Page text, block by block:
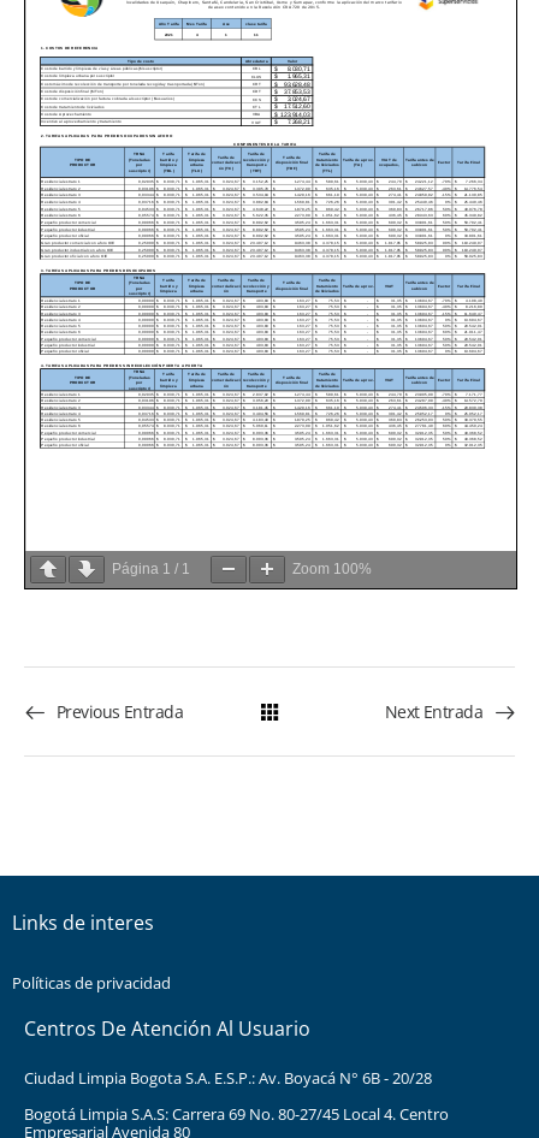
Página 1 / 1 Zoom 100%
Previous Entrada Next Entrada
Links de interes
Políticas de privacidad
Centros De Atención Al Usuario
Ciudad Limpia Bogota S.A. E.S.P.: Av. Boyacá N° 6B - 20/28
Bogotá Limpia S.A.S: Carrera 69 No. 80-27/45 Local 4. Centro
Empresarial Avenida 80